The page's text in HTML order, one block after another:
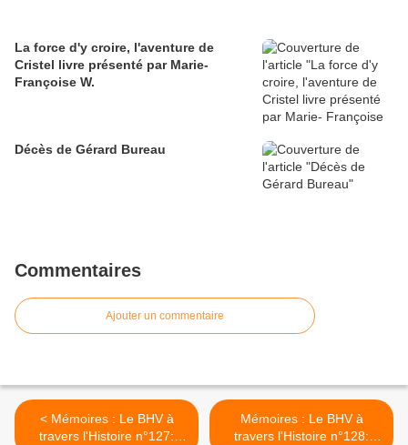
La force d'y croire, l'aventure de
Cristel livre présenté par Marie-
Françoise W.
Décès de Gérard Bureau
Commentaires
Ajouter un commentaire
< Mémoires : Le BHV à
travers l'Histoire n°127:
Mémoires : Le BHV à
travers l'Histoire n°128: